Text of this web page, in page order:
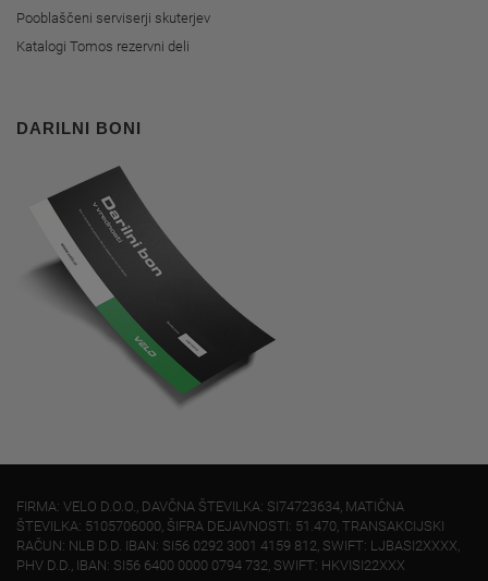
Pooblaščeni serviserji skuterjev
Katalogi Tomos rezervni deli
DARILNI BONI
FIRMA: VELO D.O.O., DAVČNA ŠTEVILKA: SI74723634, MATIČNA
ŠTEVILKA: 5105706000, ŠIFRA DEJAVNOSTI: 51.470, TRANSAKCIJSKI
RAČUN: NLB D.D. IBAN: SI56 0292 3001 4159 812, SWIFT: LJBASI2XXXX,
PHV D.D., IBAN: SI56 6400 0000 0794 732, SWIFT: HKVISI22XXX